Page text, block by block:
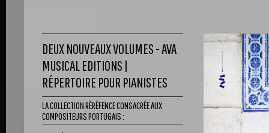
DEUX NOUVEAUX VOLUMES - AVA
MUSICAL EDITIONS |
RÉPERTOIRE POUR PIANISTES
LA COLLECTION RÉRÉFENCE CONSACRÉE AUX
COMPOSITEURS PORTUGAIS :